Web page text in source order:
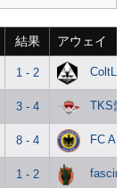
結果 アウェイ
1 - 2
3 - 4 TKS愛
8 - 4 FC
1 - 2 fascinar